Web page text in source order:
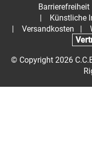
Barrierefreiheit
Künstliche
Versandkosten
© Copyright 2026